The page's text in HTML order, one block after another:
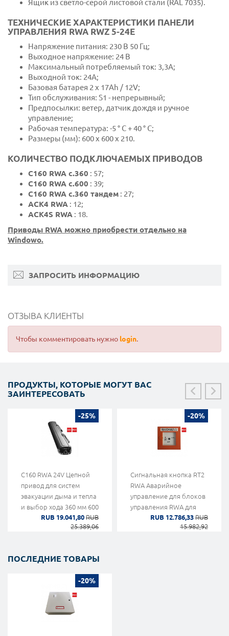
Ящик из светло-серой листовой стали (RAL 7035).
ТЕХНИЧЕСКИЕ ХАРАКТЕРИСТИКИ ПАНЕЛИ
УПРАВЛЕНИЯ RWA RWZ 5-24E
Напряжение питания: 230 В 50 Гц;
Выходное напряжение: 24 В
Максимальный потребляемый ток: 3,3А;
Выходной ток: 24А;
Базовая батарея 2 x 17Ah / 12V;
Тип обслуживания: S1 - непрерывный;
Предпосылки: ветер, датчик дождя и ручное
управление;
Рабочая температура: -5 ° C + 40 ° C;
Размеры (мм): 600 x 600 x 210.
КОЛИЧЕСТВО ПОДКЛЮЧАЕМЫХ ПРИВОДОВ
C160 RWA c.360 : 57;
C160 RWA c.600 : 39;
C160 RWA c.360 тандем : 27;
ACK4 RWA : 12;
ACK4S RWA : 18.
Приводы RWA можно приобрести отдельно на
Windowo.
ЗАПРОСИТЬ ИНФОРМАЦИЮ
ОТЗЫВА КЛИЕНТЫ
Чтобы комментировать нужно login.
ПРОДУКТЫ, КОТОРЫЕ МОГУТ ВАС
ЗАИНТЕРЕСОВАТЬ
-25%
C160 RWA 24V Цепной
привод для систем
эвакуации дыма и тепла
и выбор хода 360 мм 600
мм 1000 мм Topp
RUB 19.041,80 RUB
25.389,06
-20%
Сигнальная кнопка RT2
RWA Аварийное
управление для блоков
управления RWA для
систем эвакуации дыма
RUB 12.786,33 RUB
15.982,92
ПОСЛЕДНИЕ ТОВАРЫ
-20%